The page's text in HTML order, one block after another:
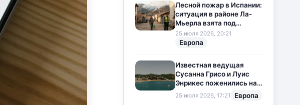
Лесной пожар в Испании:
ситуация в районе Ла-
Мьерла взята под
контроль
25 июля 2026, 20:21
Европа
Известная ведущая
Сусанна Грисо и Луис
Энрикес поженились на
Коста-Браве
25 июля 2026, 17:21 Европа